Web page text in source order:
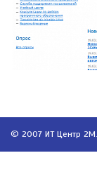
© 2007 ИТ Центр